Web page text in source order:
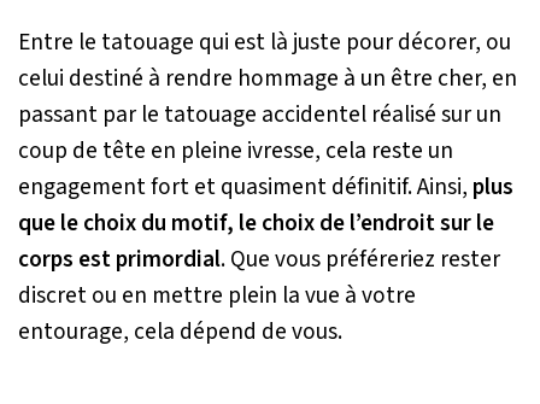
Entre le tatouage qui est là juste pour décorer, ou
celui destiné à rendre hommage à un être cher, en
passant par le tatouage accidentel réalisé sur un
coup de tête en pleine ivresse, cela reste un
engagement fort et quasiment définitif. Ainsi, plus
que le choix du motif, le choix de l’endroit sur le
corps est primordial. Que vous préféreriez rester
discret ou en mettre plein la vue à votre
entourage, cela dépend de vous.